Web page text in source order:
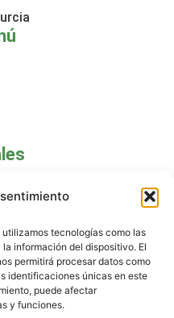
tecnologías como las
información del dispositivo. El
permitirá procesar datos como
identificaciones únicas en este
puede afectar
y funciones.